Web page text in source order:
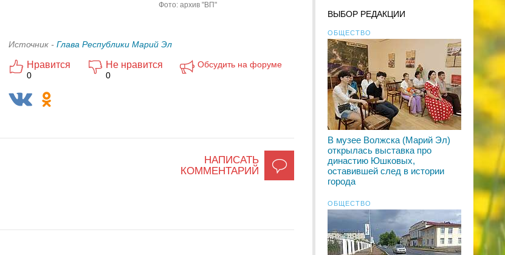
Фото: архив "ВП"
Источник - Глава Республики Марий Эл
Нравится
0
Не нравится
0
Обсудить на форуме
НАПИСАТЬ
КОММЕНТАРИЙ
ВЫБОР РЕДАКЦИИ
ОБЩЕСТВО
В музее Волжска (Марий Эл)
открылась выставка про
династию Юшковых,
оставившей след в истории
города
ОБЩЕСТВО